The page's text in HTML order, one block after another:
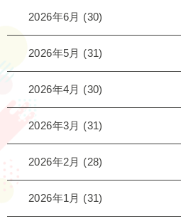
2026年6月 (30)
2026年5月 (31)
2026年4月 (30)
2026年3月 (31)
2026年2月 (28)
2026年1月 (31)